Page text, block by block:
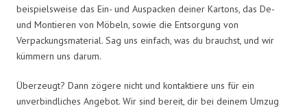
beispielsweise das Ein- und Auspacken deiner Kartons, das De-
und Montieren von Möbeln, sowie die Entsorgung von
Verpackungsmaterial. Sag uns einfach, was du brauchst, und wir
kümmern uns darum.
Überzeugt? Dann zögere nicht und kontaktiere uns für ein
unverbindliches Angebot. Wir sind bereit, dir bei deinem Umzug